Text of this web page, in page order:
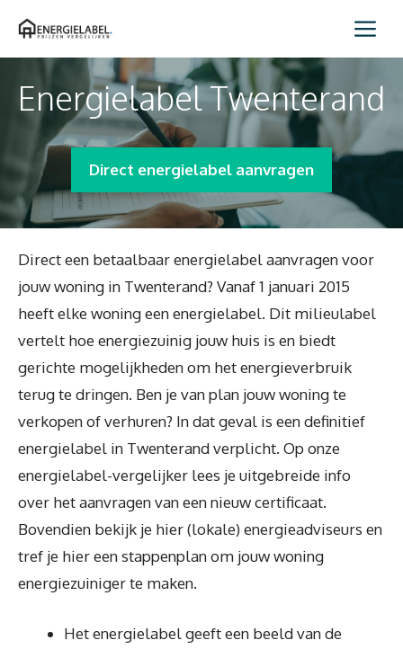
naar
Energielabel Twenterand
Direct energielabel aanvragen
Direct een betaalbaar energielabel aanvragen voor
jouw woning in Twenterand? Vanaf 1 januari 2015
heeft elke woning een energielabel. Dit milieulabel
vertelt hoe energiezuinig jouw huis is en biedt
gerichte mogelijkheden om het energieverbruik
terug te dringen. Ben je van plan jouw woning te
verkopen of verhuren? In dat geval is een definitief
energielabel in Twenterand verplicht. Op onze
energielabel-vergelijker lees je uitgebreide info
over het aanvragen van een nieuw certificaat.
Bovendien bekijk je hier (lokale) energieadviseurs en
tref je hier een stappenplan om jouw woning
energiezuiniger te maken.
Het energielabel geeft een beeld van de